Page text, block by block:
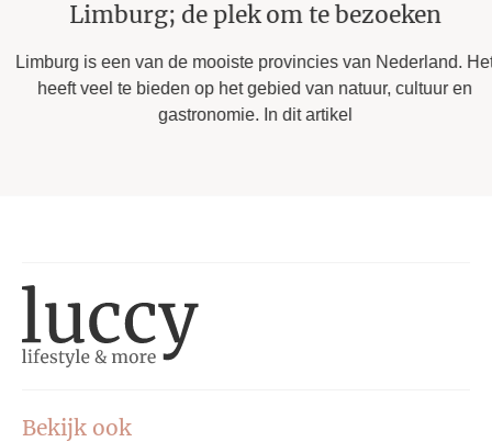
Limburg; de plek om te bezoeken
Limburg is een van de mooiste provincies van Nederland. Het
heeft veel te bieden op het gebied van natuur, cultuur en
gastronomie. In dit artikel
Bekijk ook